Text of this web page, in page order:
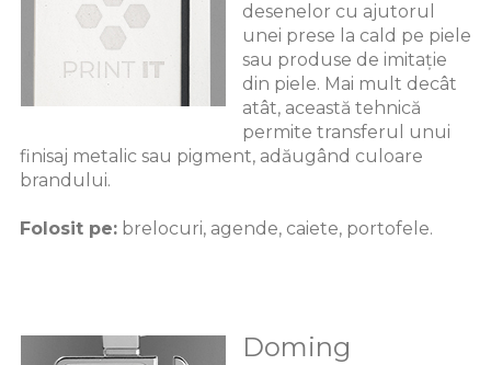
desenelor cu ajutorul
unei prese la cald pe piele
sau produse de imitație
din piele. Mai mult decât
atât, această tehnică
permite transferul unui
finisaj metalic sau pigment, adăugând culoare
brandului.
Folosit pe:brelocuri, agende, caiete, portofele.
Doming